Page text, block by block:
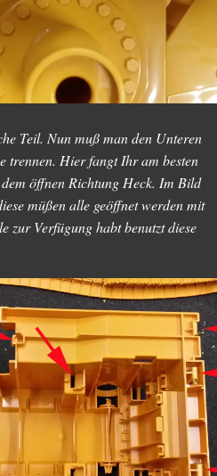
Teil. Nun muß man den Unteren
trennen. Hier fangt Ihr am besten
öffnen Richtung Heck. Im Bild
müßen alle geöffnet werden mit
Verfügung habt benutzt diese